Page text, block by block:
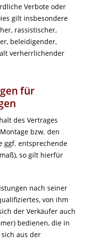
Verbote oder
gilt insbesondere
rassistischer,
beleidigender,
verherrlichender
für
des Vertrages
bzw. den
ggf. entsprechende
so gilt hierfür
nach seiner
von ihm
der Verkäufer auch
bedienen, die in
aus der